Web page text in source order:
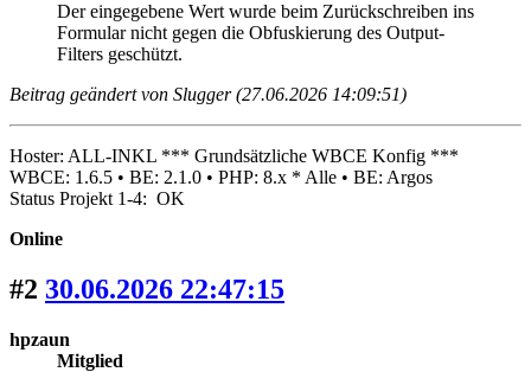
Der eingegebene Wert wurde beim Zurückschreiben ins
Formular nicht gegen die Obfuskierung des Output-
Filters geschützt.
Beitrag geändert von Slugger (27.06.2026 14:09:51)
Hoster: ALL-INKL *** Grundsätzliche WBCE Konfig ***
WBCE: 1.6.5 • BE: 2.1.0 • PHP: 8.x * Alle • BE: Argos
Status Projekt 1-4: OK
Online
#2 30.06.2026 22:47:15
hpzaun
Mitglied